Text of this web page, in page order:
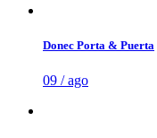
Donec Porta & Puerta
09 / ago